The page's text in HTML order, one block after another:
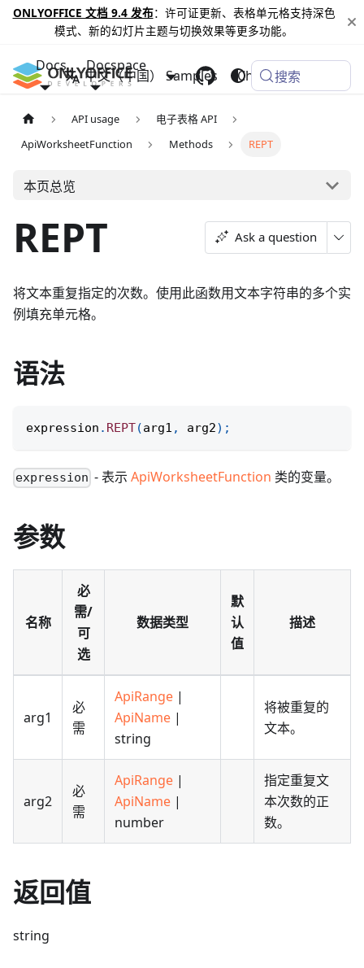
ONLYOFFICE 文档 9.4 发布：许可证更新、表格单元格支持深色
模式、新的幻灯片主题与切换效果等更多功能。
Docs Docspace
Samples Changelog
中文（中国） 搜索
API usage
电子表格 API
ApiWorksheetFunction
Methods REPT
本页总览
REPT Ask a question
将文本重复指定的次数。使用此函数用文本字符串的多个实
例填充单元格。
语法
expression . REPT(arg1 , arg2) ;
expression - 表示ApiWorksheetFunction 类的变量。
参数
名称
必
需/
可
选
数据类型
默
认
值
描述
arg1
必
需
ApiRange |
ApiName |
string
将被重复的
文本。
arg2
必
需
ApiRange |
ApiName |
number
指定重复文
本次数的正
数。
返回值
string